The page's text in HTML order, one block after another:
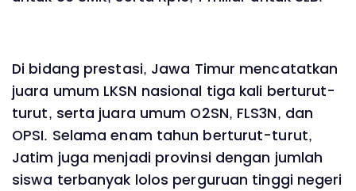
Di bidang prestasi, Jawa Timur mencatatkan
juara umum LKSN nasional tiga kali berturut-
turut, serta juara umum O2SN, FLS3N, dan
OPSI. Selama enam tahun berturut-turut,
Jatim juga menjadi provinsi dengan jumlah
siswa terbanyak lolos perguruan tinggi negeri